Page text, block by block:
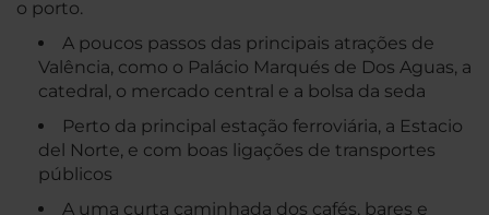
o porto.
A poucos passos das principais atrações de
Valência, como o Palácio Marqués de Dos Aguas, a
catedral, o mercado central e a bolsa da seda
Perto da principal estação ferroviária, a Estacio
del Norte, e com boas ligações de transportes
públicos
A uma curta caminhada dos cafés, bares e